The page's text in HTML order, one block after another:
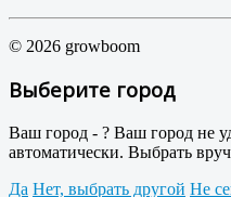
© 2026 growboom
Выберите город
Ваш город - ? Ваш город не
автоматически. Выбрать
Да Нет, выбрать другой Не